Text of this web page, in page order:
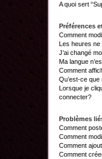
A quoi sert
Préférences
Comment
Les heures
J’ai changé
Ma langue
Comment
Qu’est-ce
Lorsque je
connecter?
Problèmes
Comment
Comment
Comment
Comment